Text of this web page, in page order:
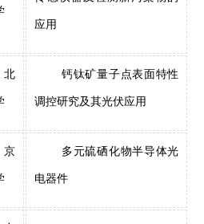
应用
钙钛矿量子点表面特性
调控研究及其光伏应用
多元硫硒化物半导体光
电器件